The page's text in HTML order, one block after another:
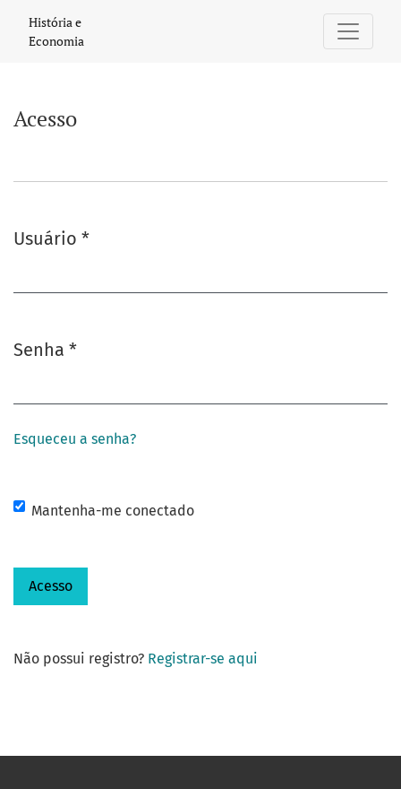
Acesso
História e
Economia
Acesso
Usuário *
Senha *
Esqueceu a senha?
Mantenha-me conectado
Acesso
Não possui registro? Registrar-se aqui